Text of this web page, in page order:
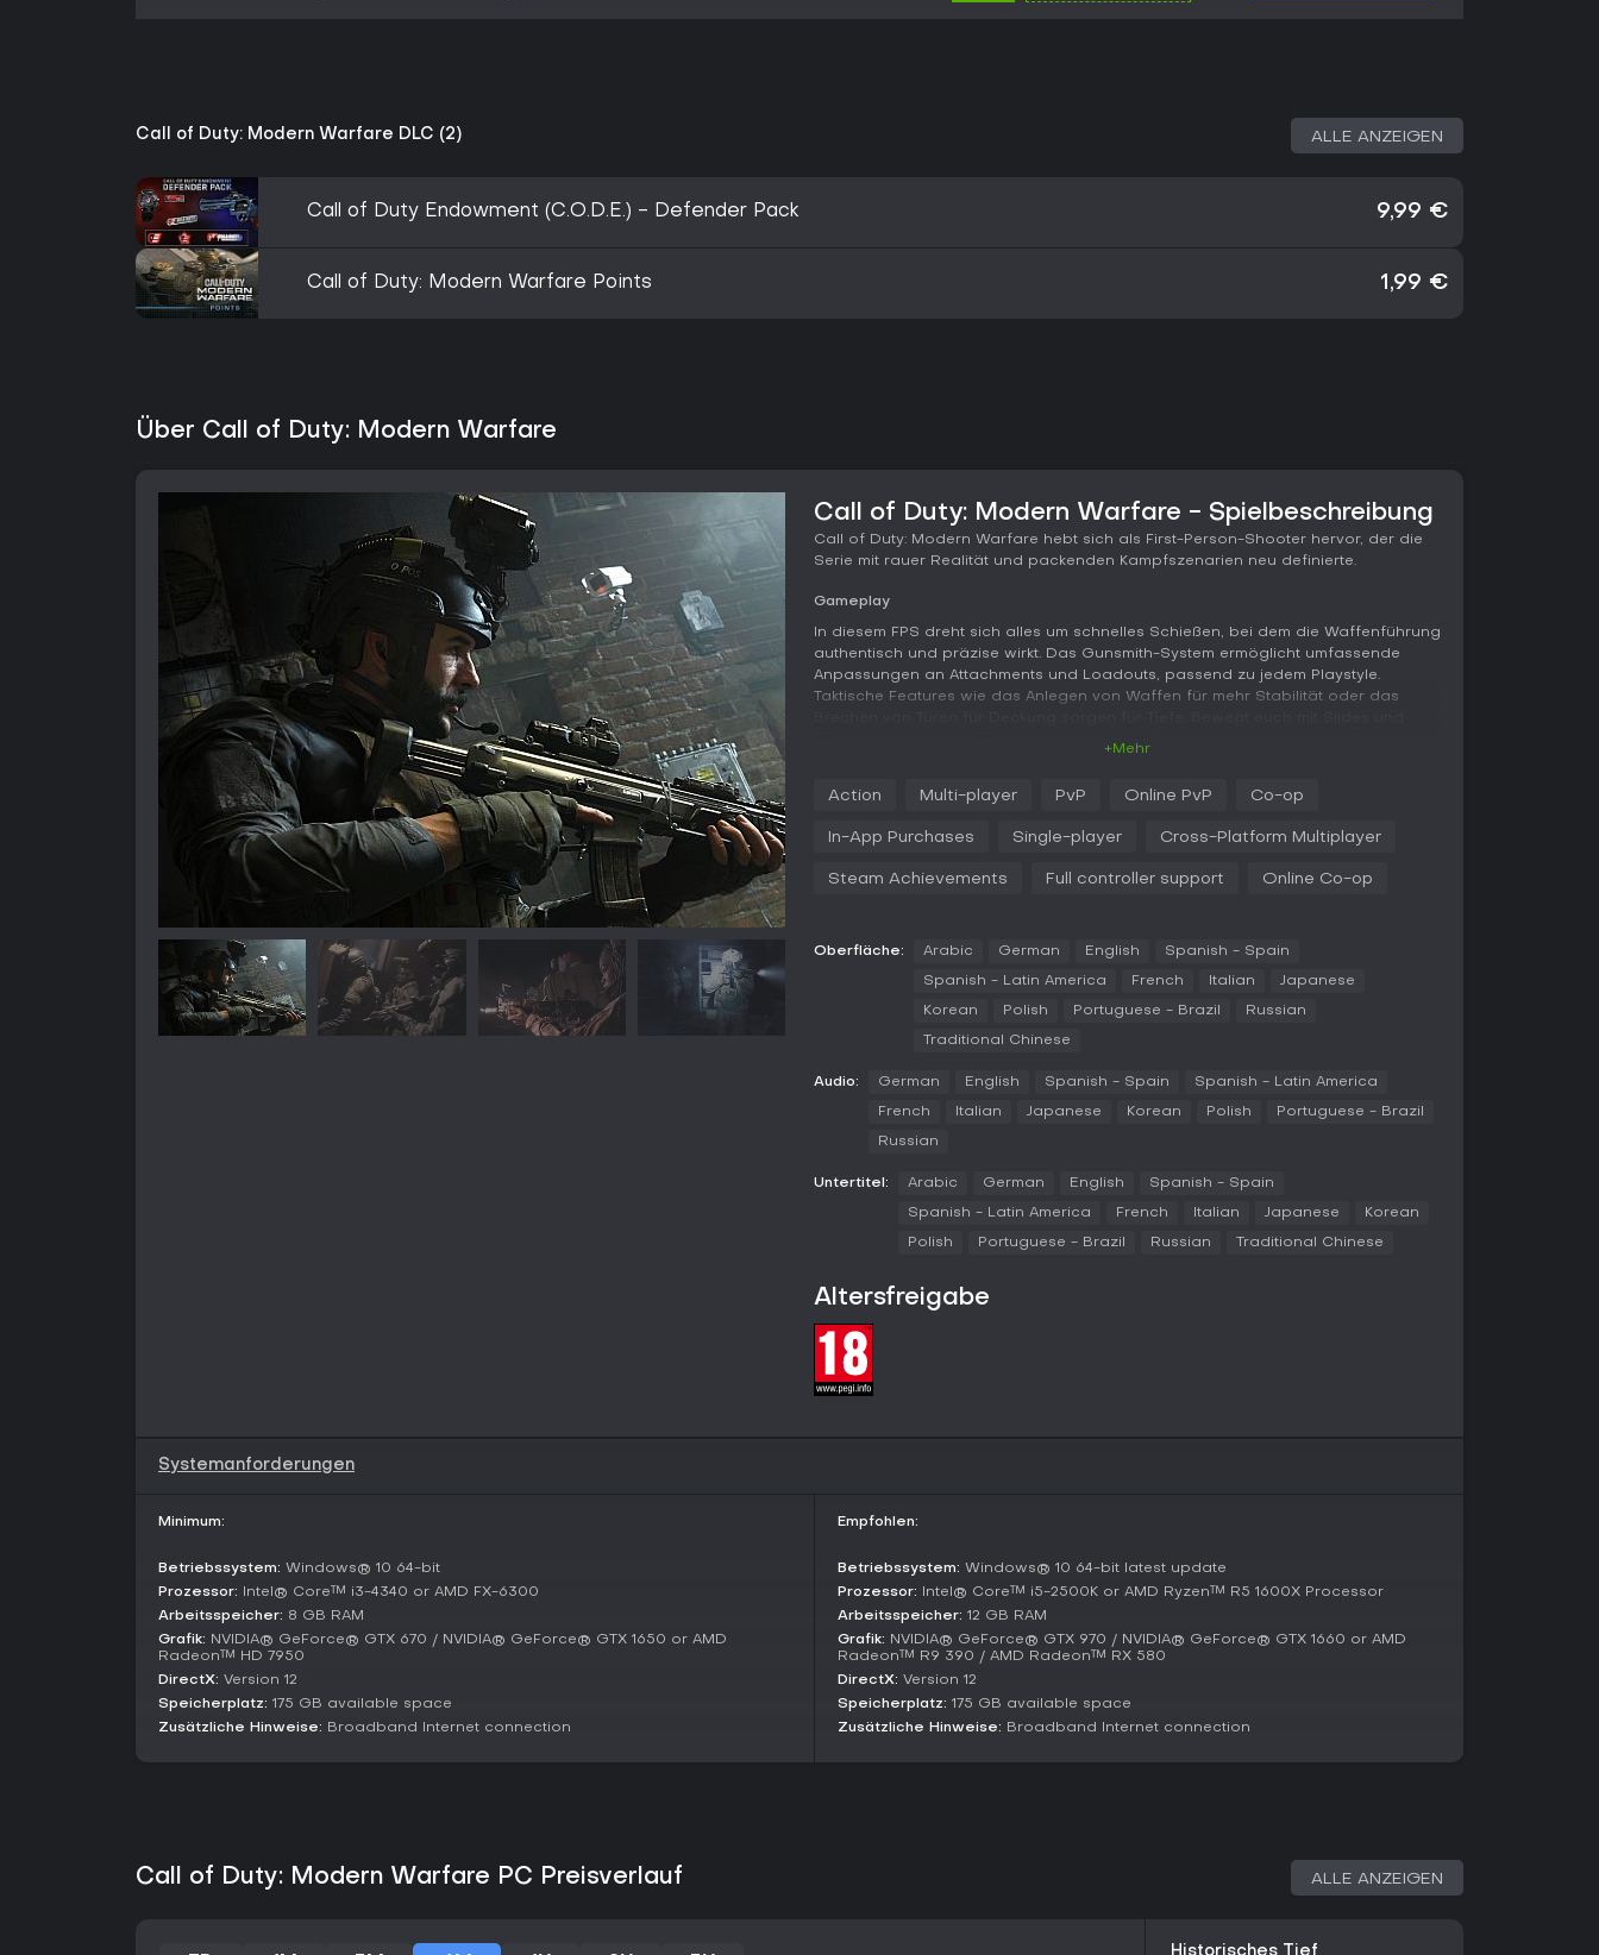
Call of Duty: Modern Warfare DLC (2) ALLE ANZEIGEN
Call of Duty Endowment (C.O.D.E.) - Defender Pack 9,99 €
Call of Duty: Modern Warfare Points 1,99 €
Über Call of Duty: Modern Warfare
Call of Duty: Modern Warfare - Spielbeschreibung
Call of Duty: Modern Warfare hebt sich als First-Person-Shooter hervor, der die
Serie mit rauer Realität und packenden Kampfszenarien neu definierte.
Gameplay
In diesem FPS dreht sich alles um schnelles Schießen, bei dem die Waffenführung
authentisch und präzise wirkt. Das Gunsmith-System ermöglicht umfassende
Anpassungen an Attachments und Loadouts, passend zu jedem Playstyle.
Taktische Features wie das Anlegen von Waffen für mehr Stabilität oder das
Operatoren aus Fraktionen wie Coalition und Allegiance bieten einzigartige
basiert auf dem Eliminieren von Gegnern, Erfassen von Zielen oder Absolvieren
maximale Immersion aufpeppt.
Im Multiplayer wartet eine breite Auswahl an kompetitiven Modi: Team Deathmatch
für reine Kills, Domination mit Kämpfen um Kontrollpunkte, Search and Destroy
rotierender Standort gehalten werden muss. Hardpoint dreht sich um sich
verändernde Zonen, Kill Confirmed um das Einsammeln von Tags von besiegten
Weitere Varianten wie Gunfight mit 2v2-Runden und zufälligen Loadouts, Ground
ein EMP-Gerät bergen und platzieren müssen. Die Singleplayer-Kampagne bietet
gegen KI. Der kostenlose Battle-Royale-Modus Warzone integriert riesige Maps
für Survival und Extraktion.
Current State and Community
Anfang 2026 erlebt das Spiel einen starken Revival, mit Steam-Spitzen über
61.000 gleichzeitigen Spielern. Dieser Boom kommt durch Sales und Frust über
neuere Teile der Serie - viele kehren zum 2019er-Release zurück. Server laufen
stabil mit Cross-Play für reibungsloses Matchmaking über Plattformen.
Aktuelle Patches verbessern Stabilität und Balance, halten den Titel frisch durch
Mechaniken und abwechslungsreicher Modi für Solo- oder Teamplay. Der
Multiplayer-Sessions. Wer realistisches Schießen und objective-basierte Matches
mag, findet hier eine starke Option - mit aktiven Lobbies und freiem Warzone-
Zugang. Neulinge schätzen die Kampagne mit ihrer Storytiefe, Veteranen die
lebendige Community.
+Mehr
Action Multi-player PvP Online PvP Co-op
In-App Purchases Single-player Cross-Platform Multiplayer
Steam Achievements Full controller support Online Co-op
Oberfläche: Arabic German English Spanish - Spain
Spanish - Latin America French Italian Japanese
Korean Polish Portuguese - Brazil Russian
Traditional Chinese
Audio: German English Spanish - Spain Spanish - Latin America
French Italian Japanese Korean Polish Portuguese - Brazil
Russian
Untertitel: Arabic German English Spanish - Spain
Spanish - Latin America French Italian Japanese Korean
Polish Portuguese - Brazil Russian Traditional Chinese
Altersfreigabe
Systemanforderungen
Minimum:
Betriebssystem: Windows® 10 64-bit
Prozessor: Intel® Core™ i3-4340 or AMD FX-6300
Arbeitsspeicher: 8 GB RAM
Grafik: NVIDIA® GeForce® GTX 670 / NVIDIA® GeForce® GTX 1650 or AMD
Radeon™ HD 7950
DirectX: Version 12
Speicherplatz: 175 GB available space
Zusätzliche Hinweise: Broadband Internet connection
Empfohlen:
Betriebssystem: Windows® 10 64-bit latest update
Prozessor: Intel® Core™ i5-2500K or AMD Ryzen™ R5 1600X Processor
Arbeitsspeicher: 12 GB RAM
Grafik: NVIDIA® GeForce® GTX 970 / NVIDIA® GeForce® GTX 1660 or AMD
Radeon™ R9 390 / AMD Radeon™ RX 580
DirectX: Version 12
Speicherplatz: 175 GB available space
Zusätzliche Hinweise: Broadband Internet connection
Call of Duty: Modern Warfare PC Preisverlauf ALLE ANZEIGEN